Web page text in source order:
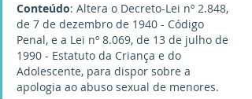
Conteúdo: Altera o Decreto-Lei nº 2.848,
de 7 de dezembro de 1940 - Código
Penal, e a Lei nº 8.069, de 13 de julho de
1990 - Estatuto da Criança e do
Adolescente, para dispor sobre a
apologia ao abuso sexual de menores.